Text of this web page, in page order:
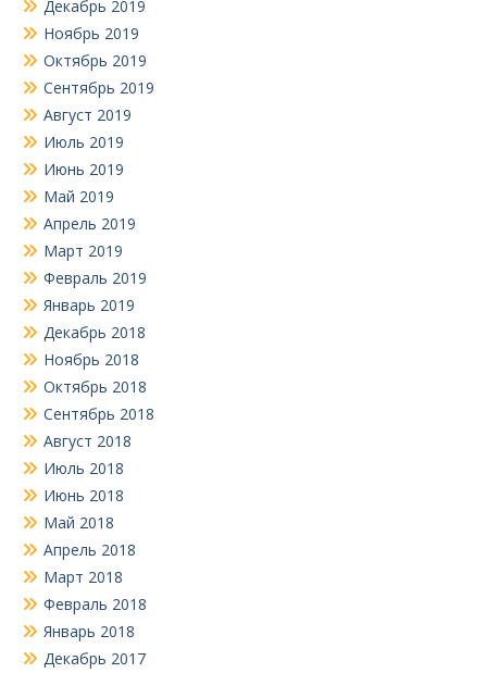
Декабрь 2019
Ноябрь 2019
Октябрь 2019
Сентябрь 2019
Август 2019
Июль 2019
Июнь 2019
Май 2019
Апрель 2019
Март 2019
Февраль 2019
Январь 2019
Декабрь 2018
Ноябрь 2018
Октябрь 2018
Сентябрь 2018
Август 2018
Июль 2018
Июнь 2018
Май 2018
Апрель 2018
Март 2018
Февраль 2018
Январь 2018
Декабрь 2017